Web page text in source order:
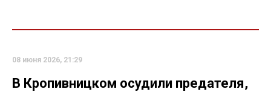
08 июня 2026, 21:29
В Кропивницком осудили предателя,